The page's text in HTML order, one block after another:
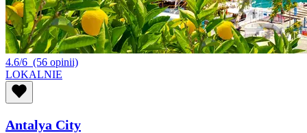
4.6/6 (56 opinii)
LOKALNIE
Antalya City